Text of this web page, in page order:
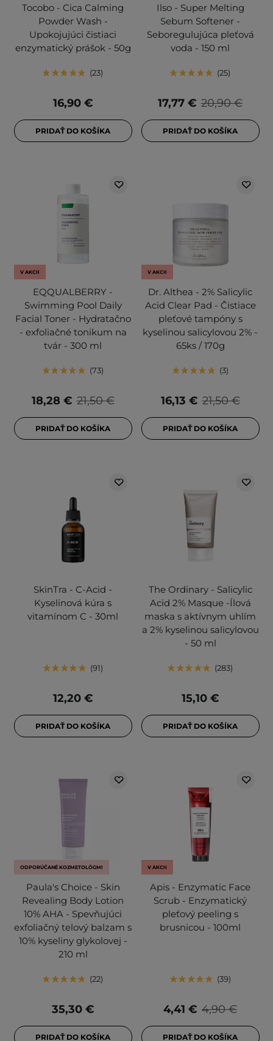
Tocobo - Cica Calming
Powder Wash -
Upokojujúci čistiaci
enzymatický prášok - 50g
23
16,90 €
PRIDAŤ DO KOŠÍKA
Ilso - Super Melting
Sebum Softener -
Seboregulujúca pleťová
voda - 150 ml
25
20,90 €
17,77 €
PRIDAŤ DO KOŠÍKA
V AKCII
EQQUALBERRY -
Swimming Pool Daily
Facial Toner - Hydratačno
- exfoliačné tonikum na
tvár - 300 ml
73
21,50 €
18,28 €
PRIDAŤ DO KOŠÍKA
V AKCII
Dr. Althea - 2% Salicylic
Acid Clear Pad - Čistiace
pleťové tampóny s
kyselinou salicylovou 2% -
65ks / 170g
3
21,50 €
16,13 €
PRIDAŤ DO KOŠÍKA
SkinTra - C-Acid -
Kyselinová kúra s
vitamínom C - 30ml
91
12,20 €
PRIDAŤ DO KOŠÍKA
The Ordinary - Salicylic
Acid 2% Masque -Ílová
maska s aktívnym uhlím
a 2% kyselinou salicylovou
- 50 ml
283
15,10 €
PRIDAŤ DO KOŠÍKA
ODPORÚČANÉ KOZMETOLÓGMI
Paula's Choice - Skin
Revealing Body Lotion
10% AHA - Spevňujúci
exfoliačný telový balzam s
10% kyseliny glykolovej -
210 ml
22
35,30 €
PRIDAŤ DO KOŠÍKA
V AKCII
Apis - Enzymatic Face
Scrub - Enzymatický
pleťový peeling s
brusnicou - 100ml
39
4,90 €
4,41 €
PRIDAŤ DO KOŠÍKA